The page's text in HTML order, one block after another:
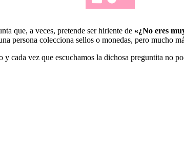
que, a veces, pretende ser hiriente de «¿No eres
persona colecciona sellos o monedas, pero mucho
y cada vez que escuchamos la dichosa preguntita no